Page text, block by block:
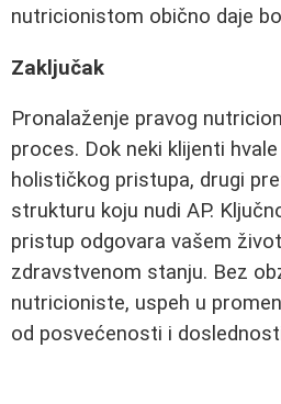
nutricionistom obično daje
Zaključak
Pronalaženje pravog
proces. Dok neki klijenti
holističkog pristupa, drugi
strukturu koju nudi AP.
pristup odgovara vašem
zdravstvenom stanju. Bez
nutricioniste, uspeh u
od posvećenosti i